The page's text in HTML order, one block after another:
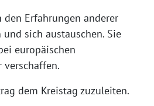
Erfahrungen anderer
sich austauschen. Sie
europäischen
verschaffen.
dem Kreistag zuzuleiten.